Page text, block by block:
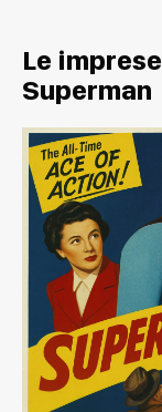
Le
Superman